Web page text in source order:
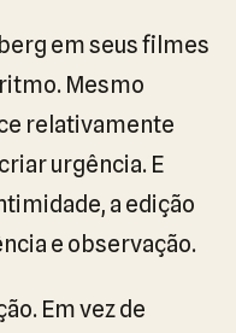
em seus filmes
Mesmo
relativamente
urgência. E
a edição
e observação.
Em vez de